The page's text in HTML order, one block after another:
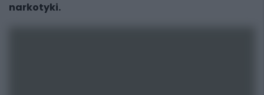
narkotyki.